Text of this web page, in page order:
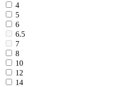
4
5
6
6.5
7
8
10
12
14